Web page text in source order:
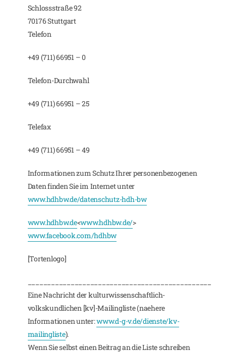
Schlossstraße 92
70176 Stuttgart
Telefon
+49 (711) 66951 – 0
Telefon-Durchwahl
+49 (711) 66951 – 25
Telefax
+49 (711) 66951 – 49
Informationen zum Schutz Ihrer personenbezogenen
Daten finden Sie im Internet unter
www.hdhbw.de/datenschutz-hdh-bw
www.hdhbw.de<www.hdhbw.de/>
www.facebook.com/hdhbw
[Tortenlogo]
Eine Nachricht der kulturwissenschaftlich-
volkskundlichen [kv]-Mailingliste (naehere
Informationen unter:www.d-g-v.de/dienste/kv-
mailingliste).
Wenn Sie selbst einen Beitrag an die Liste schreiben